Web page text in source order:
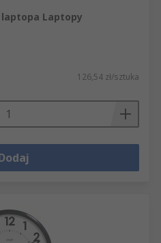
Laptopy
126,54 zł/sztuka